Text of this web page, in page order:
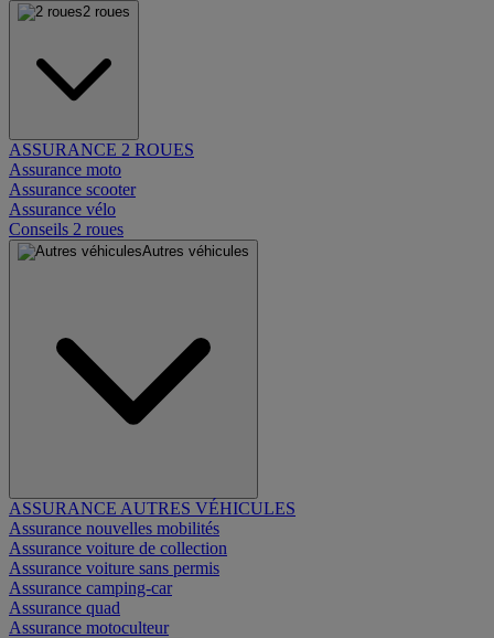
2 roues
ASSURANCE 2 ROUES
Assurance moto
Assurance scooter
Assurance vélo
Conseils 2 roues
Autres véhicules
ASSURANCE AUTRES VÉHICULES
Assurance nouvelles mobilités
Assurance voiture de collection
Assurance voiture sans permis
Assurance camping-car
Assurance quad
Assurance motoculteur